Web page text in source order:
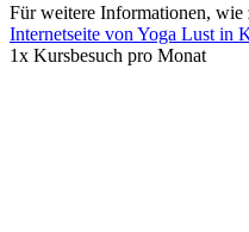
Für weitere Informationen, wie
Internetseite von Yoga Lust in
1x Kursbesuch pro Monat